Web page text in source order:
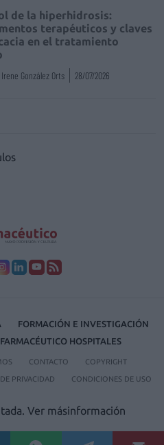
de la hiperhidrosis:
terapéuticos y claves
en el tratamiento
Irene González Orts 28/07/2026
FORMACIÓN E INVESTIGACIÓN
HOSPITALES
CONTACTO COPYRIGHT
PRIVACIDAD CONDICIONES DE USO